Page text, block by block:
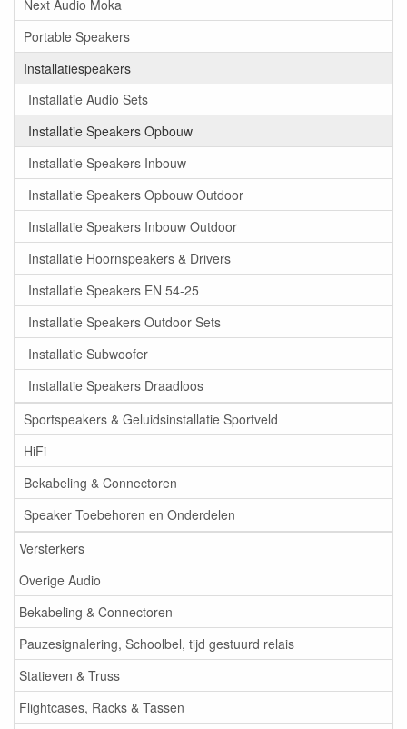
Next Audio Moka
Portable Speakers
Installatiespeakers
Installatie Audio Sets
Installatie Speakers Opbouw
Installatie Speakers Inbouw
Installatie Speakers Opbouw Outdoor
Installatie Speakers Inbouw Outdoor
Installatie Hoornspeakers & Drivers
Installatie Speakers EN 54-25
Installatie Speakers Outdoor Sets
Installatie Subwoofer
Installatie Speakers Draadloos
Sportspeakers & Geluidsinstallatie Sportveld
HiFi
Bekabeling & Connectoren
Speaker Toebehoren en Onderdelen
Versterkers
Overige Audio
Bekabeling & Connectoren
Pauzesignalering, Schoolbel, tijd gestuurd relais
Statieven & Truss
Flightcases, Racks & Tassen